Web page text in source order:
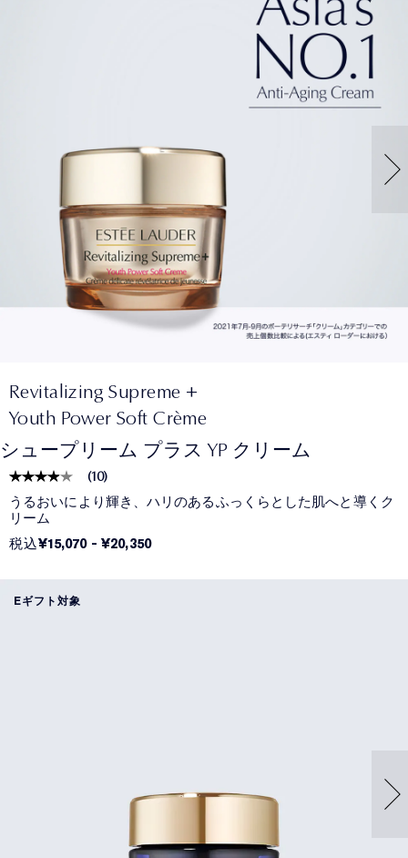
Revitalizing Supreme +
Youth Power Soft Crème
シュープリーム プラス YP クリーム
(10)
うるおいにより輝き、ハリのあるふっくらとした肌へと導くク
リーム
税込¥15,070-¥20,350
Eギフト対象